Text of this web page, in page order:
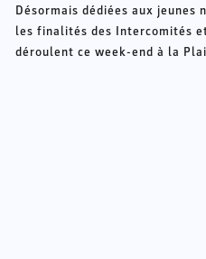
Désormais dédiées aux jeunes
les finalités des Intercomités
déroulent ce week-end à la